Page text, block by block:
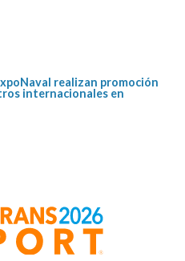
realizan promoción
internacionales en